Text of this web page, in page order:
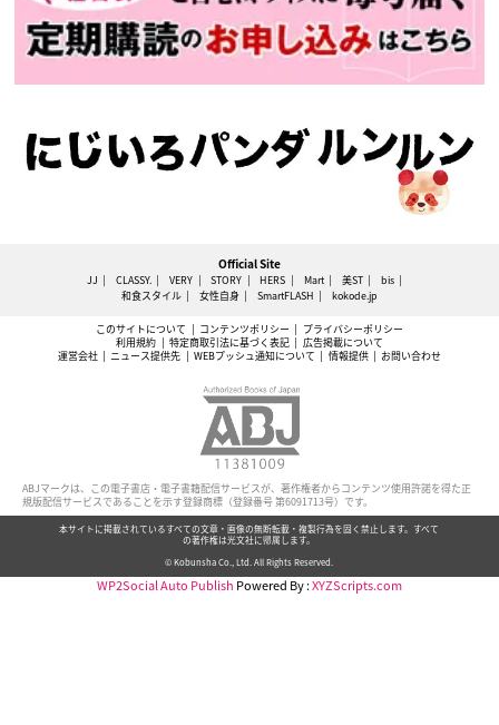
Official Site
JJ CLASSY. VERY STORY HERS Mart 美ST
bis
和食スタイル
女性自身 SmartFLASH kokode.jp
このサイトについて コンテンツポリシー
プライバシーポリシー
利用規約
特定商取引法に基づく表記
広告掲載について
運営会社
ニュース提供先 WEBプッシュ通知について 情報提供 お問い合わせ
ABJマークは、この電子書店・電子書籍配信サービスが、著作権者からコンテンツ使用許諾を得た正
規版配信サービスであることを示す登録商標（登録番号 第6091713号）です。
本サイトに掲載されているすべての文章・画像の無断転載・複製行為を固く禁止します。すべて
の著作権は光文社に帰属します。
© Kobunsha Co., Ltd. All Rights Reserved.
WP2Social Auto Publish Powered By :XYZScripts.com